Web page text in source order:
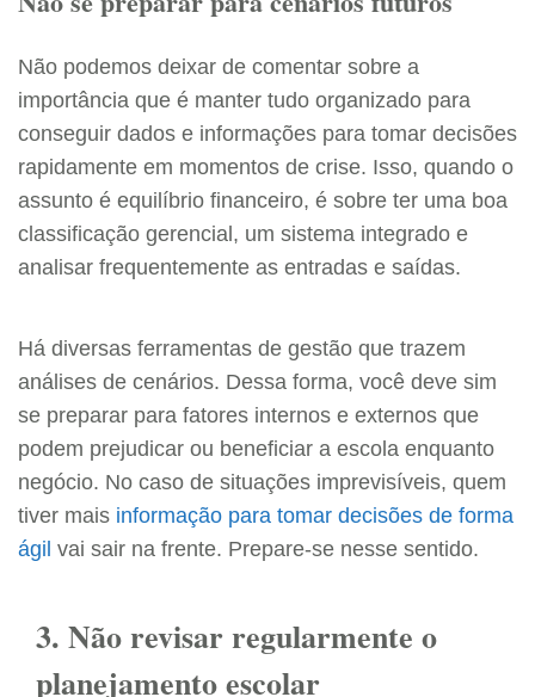
Não podemos deixar de comentar sobre a
importância que é manter tudo organizado para
conseguir dados e informações para tomar decisões
rapidamente em momentos de crise. Isso, quando o
assunto é equilíbrio financeiro, é sobre ter uma boa
classificação gerencial, um sistema integrado e
analisar frequentemente as entradas e saídas.
Há diversas ferramentas de gestão que trazem
análises de cenários. Dessa forma, você deve sim
se preparar para fatores internos e externos que
podem prejudicar ou beneficiar a escola enquanto
negócio. No caso de situações imprevisíveis, quem
tiver mais informação para tomar decisões de forma
ágil vai sair na frente. Prepare-se nesse sentido.
3. Não revisar regularmente o
planejamento escolar